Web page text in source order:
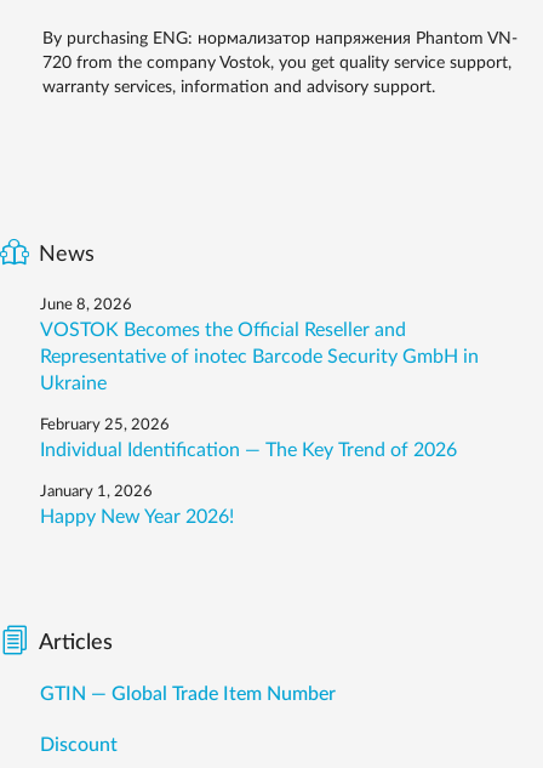
By purchasing ENG: нормализатор напряжения Phantom VN-
720 from the company Vostok, you get quality service support,
warranty services, information and advisory support.
News
June 8, 2026
VOSTOK Becomes the Official Reseller and
Representative of inotec Barcode Security GmbH in
Ukraine
February 25, 2026
Individual Identification — The Key Trend of 2026
January 1, 2026
Happy New Year 2026!
Articles
GTIN — Global Trade Item Number
Discount